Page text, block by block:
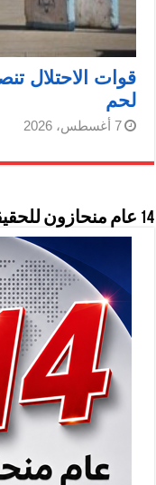
قوات الاحتلال
لحم
7 أغسطس، 2026
14 عام منحازون للحقيقة …